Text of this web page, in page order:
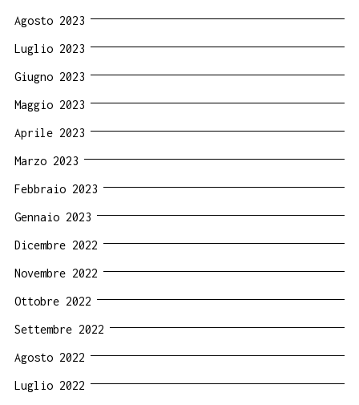
Agosto 2023
Luglio 2023
Giugno 2023
Maggio 2023
Aprile 2023
Marzo 2023
Febbraio 2023
Gennaio 2023
Dicembre 2022
Novembre 2022
Ottobre 2022
Settembre 2022
Agosto 2022
Luglio 2022